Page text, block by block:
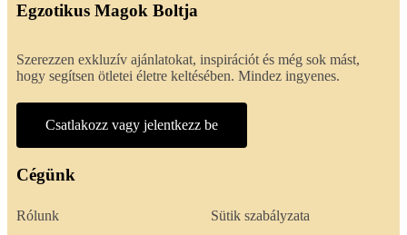
Egzotikus Magok Boltja
Szerezzen exkluzív ajánlatokat, inspirációt és még sok mást,
hogy segítsen ötletei életre keltésében. Mindez ingyenes.
Csatlakozz vagy jelentkezz be
Cégünk
Rólunk
Sütik szabályzata